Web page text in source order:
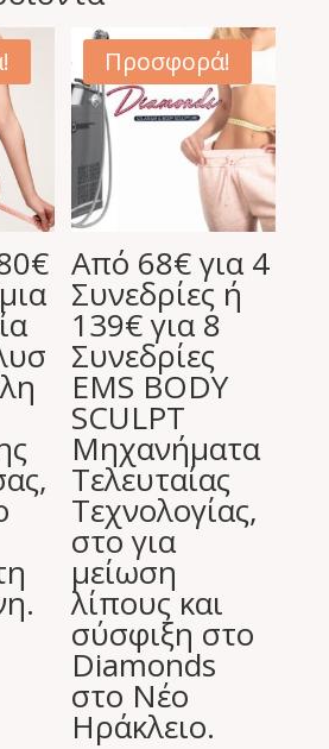
Προσφορά!
Από 68€ για 4
Συνεδρίες ή
139€ για 8
Συνεδρίες
EMS BODY
SCULPT
Μηχανήματα
Τελευταίας
Τεχνολογίας,
στο για
μείωση
λίπους και
σύσφιξη στο
Diamonds
στο Νέο
Ηράκλειο.